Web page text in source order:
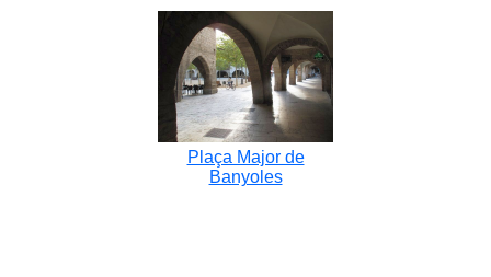
Plaça Major de
Banyoles